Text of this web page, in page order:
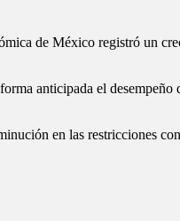
de México registró un
anticipada el
en las restricciones